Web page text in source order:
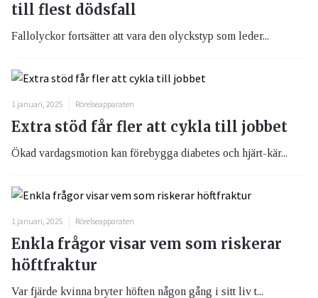
till flest dödsfall
Fallolyckor fortsätter att vara den olyckstyp som leder...
1 januari, 2025 Rörelseapparaten
Extra stöd får fler att cykla till jobbet
Ökad vardagsmotion kan förebygga diabetes och hjärt-kär...
1 januari, 2025 Rörelseapparaten
Enkla frågor visar vem som riskerar
höftfraktur
Var fjärde kvinna bryter höften någon gång i sitt liv t...